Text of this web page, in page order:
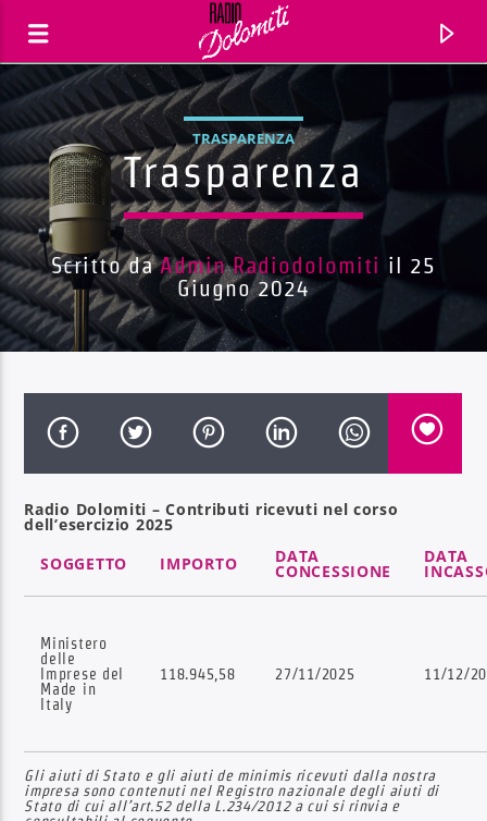
Titolo
Artista
Radio Dolomiti
TRASPARENZA
Trasparenza
Scritto daAdmin Radiodolomiti il 25
Giugno 2024
Radio Dolomiti – Contributi ricevuti nel corso
dell’esercizio 2025
SOGGETTO
IMPORTO DATA
CONCESSIONE
DATA
Ministero
delle
Imprese del
Made in
Italy
118.945,58 27/11/2025 11/12/
Gli aiuti di Stato e gli aiuti de minimis ricevuti dalla nostra
impresa sono contenuti nel Registro nazionale degli aiuti di
Stato di cui all’art.52 della L.234/2012 a cui si rinvia e